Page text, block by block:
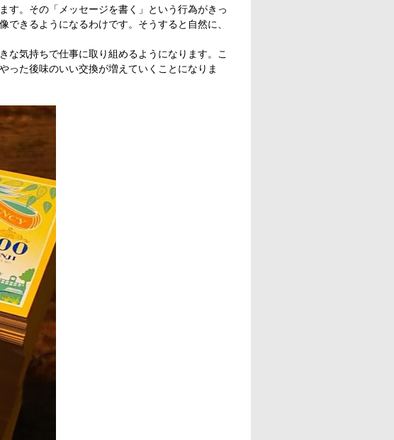
す。その「メッセージを書く」という行為がきっ
きるようになるわけです。そうすると自然に、
な気持ちで仕事に取り組めるようになります。こ
った後味のいい交換が増えていくことになりま